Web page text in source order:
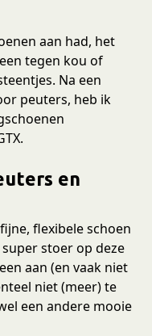
aan had, het
tegen kou of
Na een
peuters, heb ik
en
flexibele schoen
stoer op deze
aan (en vaak niet
niet (meer) te
een andere mooie